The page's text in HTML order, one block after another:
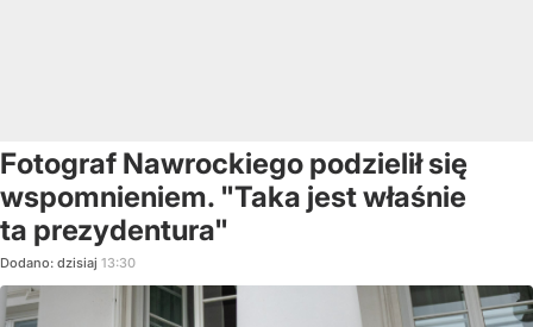
Fotograf Nawrockiego podzielił się
wspomnieniem. "Taka jest właśnie
ta prezydentura"
Dodano: dzisiaj 13:30